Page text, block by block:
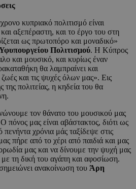
κυπριακό πολιτισμό είναι
αξεπέραστη, και το έργο του στη
ως πρωτοπόρο και μοναδικό»
Πολιτισμού. Η Κύπρος
και μουσικό, και κυρίως έναν
θα λαμπραίνει και
και τις ψυχές όλων μας». Εις
της πολιτείας, η κηδεία του θα
τον θάνατο του μουσικού μας
μας είναι αβάστακτος, διότι ως
χρόνια μάς ταξίδεψε στις
πήρε από το χέρι από παιδιά και μας
μας και να δίνουμε την ψυχή μας
με τη δική του αγάπη και αφοσίωση.
ανακοίνωση του Άρη